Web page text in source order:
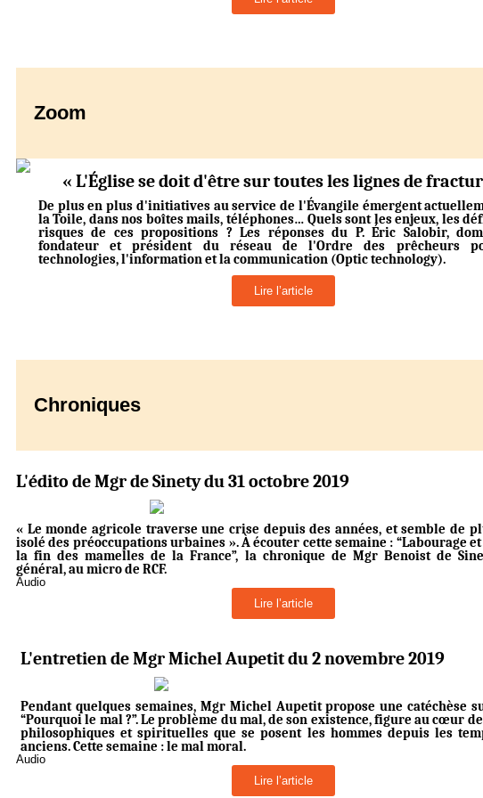
Zoom
« L'Église se doit d'être sur toutes les lignes de
De plus en plus d'initiatives au service de l'Évangile émergent
la Toile, dans nos boîtes mails, téléphones… Quels sont les enjeux, les
risques de ces propositions ? Les réponses du P. Éric Salobir,
fondateur et président du réseau de l'Ordre des prêcheurs
technologies, l'information et la communication (Optic technology).
Lire l’article
Chroniques
L'édito de Mgr de Sinety du 31 octobre 2019
« Le monde agricole traverse une crise depuis des années, et semble de
isolé des préoccupations urbaines ». À écouter cette semaine : “Labourage
la fin des mamelles de la France”, la chronique de Mgr Benoist de
général, au micro de RCF.
Audio
Lire l’article
L'entretien de Mgr Michel Aupetit du 2 novembre 2019
Pendant quelques semaines, Mgr Michel Aupetit propose une catéchèse
“Pourquoi le mal ?”. Le problème du mal, de son existence, figure au cœur
philosophiques et spirituelles que se posent les hommes depuis les
anciens. Cette semaine : le mal moral.
Audio
Lire l’article